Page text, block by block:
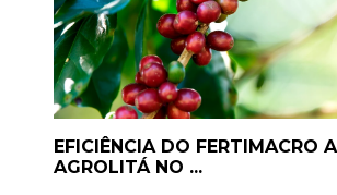
EFICIÊNCIA DO FERTIMACRO
AGROLITÁ NO ...